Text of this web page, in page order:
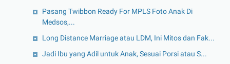
Pasang Twibbon Ready For MPLS Foto Anak Di
Medsos,...
Long Distance Marriage atau LDM, Ini Mitos dan Fak...
Jadi Ibu yang Adil untuk Anak, Sesuai Porsi atau S...